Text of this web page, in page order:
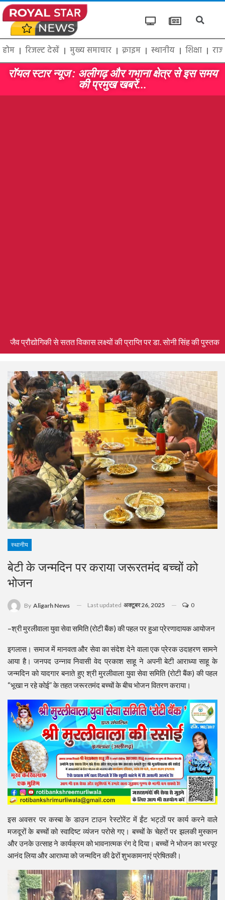
होम रिजल्ट देखें मुख्य समाचार क्राइम स्थानीय शिक्षा
रॉयल स्टार न्यूज : अलीगढ़ और गभाना क्षेत्र से इस समय
की प्रमुख खबरें...
जैव प्रौद्योगिकी से सतत विकास लक्ष्यों की प्राप्ति पर डा. सोनी सिंह की पुस्तक
स्थानीय
बेटी के जन्मदिन पर कराया जरूरतमंद बच्चों को
भोजन
By Aligarh News Last updated अक्टूबर 26, 2025 0
–श्री मुरलीवाला युवा सेवा समिति (रोटी बैंक) की पहल पर हुआ प्रेरणादायक आयोजन
इगलास। समाज में मानवता और सेवा का संदेश देने वाला एक प्रेरक उदाहरण सामने
आया है। जनपद उन्नाव निवासी वेद प्रकाश साहू ने अपनी बेटी आराध्या साहू के
जन्मदिन को यादगार बनाते हुए श्री मुरलीवाला युवा सेवा समिति (रोटी बैंक) की पहल
“भूखा न रहे कोई” के तहत जरूरतमंद बच्चों के बीच भोजन वितरण कराया।
इस अवसर पर कस्बा के डाउन टाउन रेस्टोरेंट में ईंट भट्ठों पर कार्य करने वाले
मजदूरों के बच्चों को स्वादिष्ट व्यंजन परोसे गए। बच्चों के चेहरों पर झलकी मुस्कान
और उनके उत्साह ने कार्यक्रम को भावनात्मक रंग दे दिया। बच्चों ने भोजन का भरपूर
आनंद लिया और आराध्या को जन्मदिन की ढेरों शुभकामनाएं प्रेषितकी।